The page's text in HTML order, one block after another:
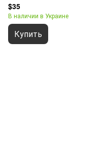
$35
В наличии в Украине
Купить